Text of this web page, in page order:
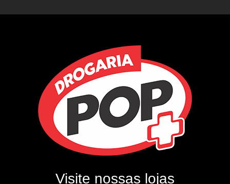
Visite nossas lojas